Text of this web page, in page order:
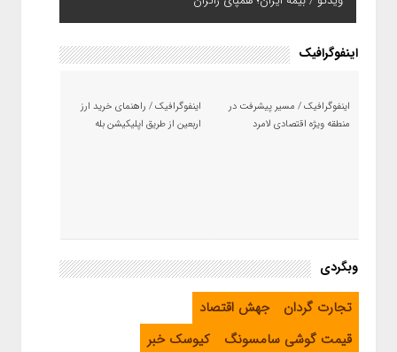
اینفوگرافیک
اینفوگرافیک / مسیر پیشرفت در
منطقه ویژه اقتصادی لامرد
اینفوگرافیک / راهنمای خرید ارز
اربعین از طریق اپلیکیشن بله
وبگردی
تجارت گردان
جهش اقتصاد
قیمت گوشی سامسونگ
کیوسک خبر